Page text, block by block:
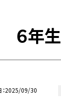
６年生
2025/09/30